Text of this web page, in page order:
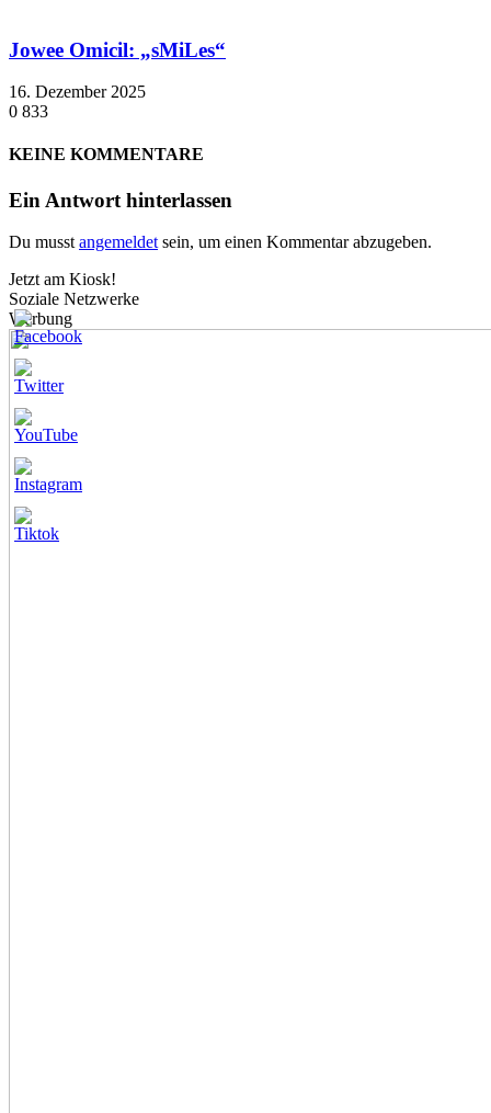
Jowee Omicil: „sMiLes“
16. Dezember 2025
0 833
KEINE KOMMENTARE
Ein Antwort hinterlassen
Du musstangemeldetsein, um einen Kommentar abzugeben.
Jetzt am Kiosk!
Soziale Netzwerke
Werbung